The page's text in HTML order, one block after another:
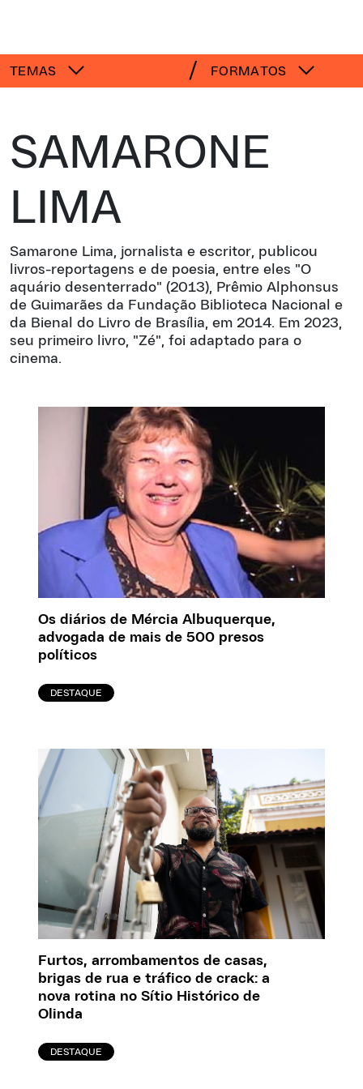
TEMAS FORMATOS
SAMARONE
LIMA
Samarone Lima, jornalista e escritor, publicou
livros-reportagens e de poesia, entre eles "O
aquário desenterrado" (2013), Prêmio Alphonsus
de Guimarães da Fundação Biblioteca Nacional e
da Bienal do Livro de Brasília, em 2014. Em 2023,
seu primeiro livro, "Zé", foi adaptado para o
cinema.
Os diários de Mércia Albuquerque,
advogada de mais de 500 presos
políticos
DESTAQUE
Furtos, arrombamentos de casas,
brigas de rua e tráfico de crack: a
nova rotina no Sítio Histórico de
Olinda
DESTAQUE